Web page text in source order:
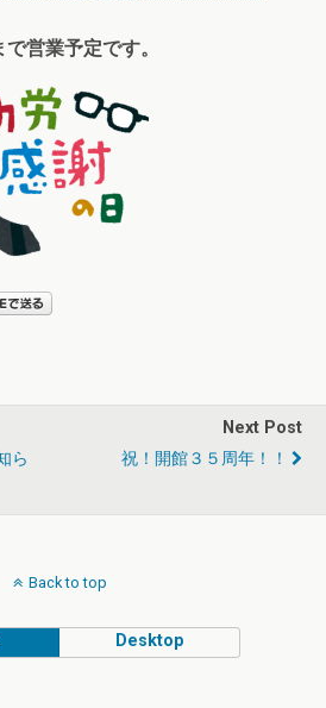
で営業予定です。
ら
Next Post
祝！開館３５周年！！
Back to top
Desktop